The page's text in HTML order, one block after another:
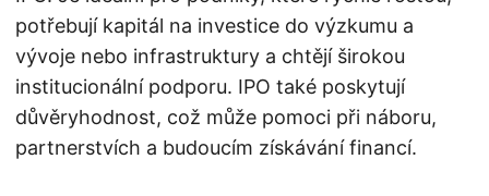
potřebují kapitál na investice do výzkumu a
vývoje nebo infrastruktury a chtějí širokou
institucionální podporu. IPO také poskytují
důvěryhodnost, což může pomoci při náboru,
partnerstvích a budoucím získávání financí.